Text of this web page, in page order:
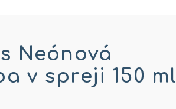
Neónová
v spreji 150 ml